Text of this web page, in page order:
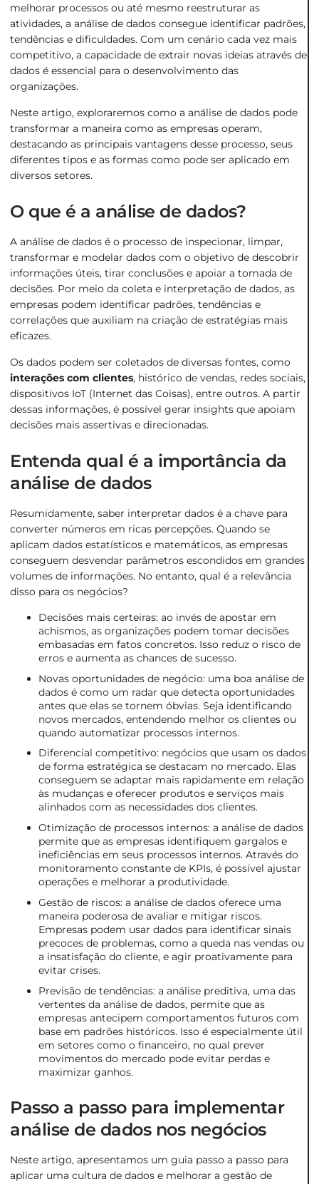
melhorar processos ou até mesmo reestruturar as
atividades, a análise de dados consegue identificar padrões,
tendências e dificuldades. Com um cenário cada vez mais
competitivo, a capacidade de extrair novas ideias através de
dados é essencial para o desenvolvimento das
organizações.
Neste artigo, exploraremos como a análise de dados pode
transformar a maneira como as empresas operam,
destacando as principais vantagens desse processo, seus
diferentes tipos e as formas como pode ser aplicado em
diversos setores.
O que é a análise de dados?
A análise de dados é o processo de inspecionar, limpar,
transformar e modelar dados com o objetivo de descobrir
informações úteis, tirar conclusões e apoiar a tomada de
decisões. Por meio da coleta e interpretação de dados, as
empresas podem identificar padrões, tendências e
correlações que auxiliam na criação de estratégias mais
eficazes.
Os dados podem ser coletados de diversas fontes, como
interações com clientes, histórico de vendas, redes sociais,
dispositivos IoT (Internet das Coisas), entre outros. A partir
dessas informações, é possível gerar insights que apoiam
decisões mais assertivas e direcionadas.
Entenda qual é a importância da
análise de dados
Resumidamente, saber interpretar dados é a chave para
converter números em ricas percepções. Quando se
aplicam dados estatísticos e matemáticos, as empresas
conseguem desvendar parâmetros escondidos em grandes
volumes de informações. No entanto, qual é a relevância
disso para os negócios?
Decisões mais certeiras: ao invés de apostar em
achismos, as organizações podem tomar decisões
embasadas em fatos concretos. Isso reduz o risco de
erros e aumenta as chances de sucesso.
Novas oportunidades de negócio: uma boa análise de
dados é como um radar que detecta oportunidades
antes que elas se tornem óbvias. Seja identificando
novos mercados, entendendo melhor os clientes ou
quando automatizar processos internos.
Diferencial competitivo: negócios que usam os dados
de forma estratégica se destacam no mercado. Elas
conseguem se adaptar mais rapidamente em relação
às mudanças e oferecer produtos e serviços mais
alinhados com as necessidades dos clientes.
Otimização de processos internos: a análise de dados
permite que as empresas identifiquem gargalos e
ineficiências em seus processos internos. Através do
monitoramento constante de KPIs, é possível ajustar
operações e melhorar a produtividade.
Gestão de riscos: a análise de dados oferece uma
maneira poderosa de avaliar e mitigar riscos.
Empresas podem usar dados para identificar sinais
precoces de problemas, como a queda nas vendas ou
a insatisfação do cliente, e agir proativamente para
evitar crises.
Previsão de tendências: a análise preditiva, uma das
vertentes da análise de dados, permite que as
empresas antecipem comportamentos futuros com
base em padrões históricos. Isso é especialmente útil
em setores como o financeiro, no qual prever
movimentos do mercado pode evitar perdas e
maximizar ganhos.
Passo a passo para implementar
análise de dados nos negócios
Neste artigo, apresentamos um guia passo a passo para
aplicar uma cultura de dados e melhorar a gestão de